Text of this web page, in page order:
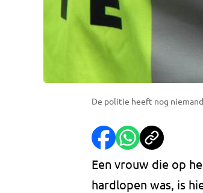
De politie heeft nog
Een vrouw die op
hardlopen was, is